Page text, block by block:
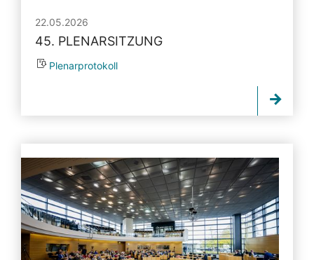
22.05.2026
45. PLENARSITZUNG
Plenarprotokoll